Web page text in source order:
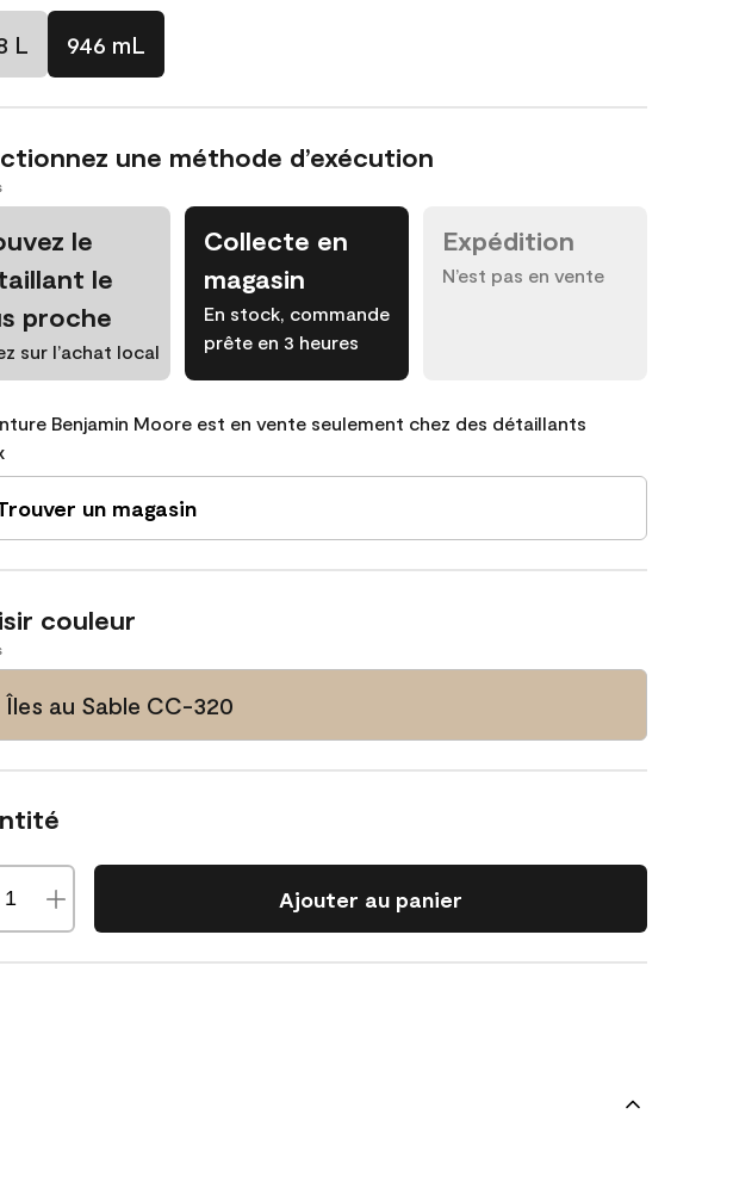
L 946 mL
une méthode d’exécution
le
le
proche
sur l’achat local
Collecte en
magasin
En stock, commande
prête en 3 heures
Expédition
N’est pas en vente
Benjamin Moore est en vente seulement chez des détaillants
un magasin
couleur
Îles au Sable CC-320
Ajouter au panier